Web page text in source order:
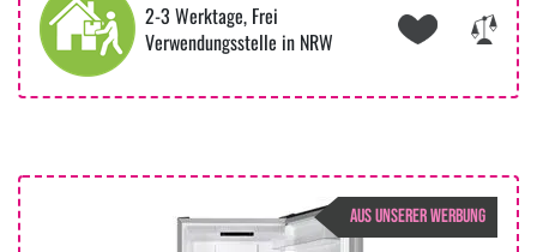
2-3 Werktage, Frei
Verwendungsstelle in NRW
AUS UNSERER WERBUNG